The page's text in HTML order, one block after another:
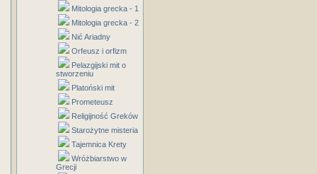
Mitologia grecka - 1
Mitologia grecka - 2
Nić Ariadny
Orfeusz i orfizm
Pelazgijski mit o
stworzeniu
Platoński mit
Prometeusz
Religijność Greków
Starożytne misteria
Tajemnica Krety
Wróżbiarstwo w
Grecji